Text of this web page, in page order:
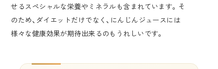
せるスペシャルな栄養やミネラルも含まれています。そ
のため、ダイエットだけでなく、にんじんジュースには
様々な健康効果が期待出来るのもうれしいです。